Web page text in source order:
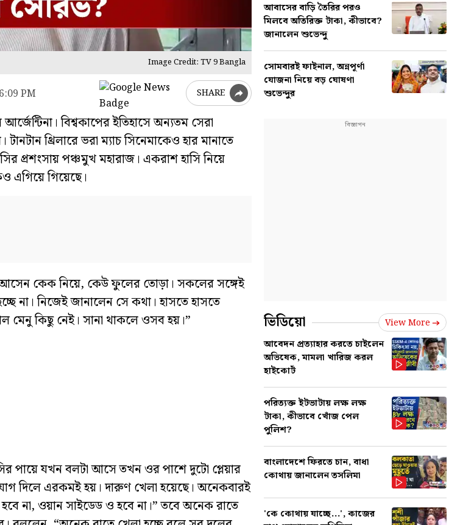
Image Credit: TV 9 Bangla
PM SHARE
বিশ্বকাপের ইতিহাসে অন্যতম সেরা
থ্রিলারে ভরা ম্যাচ সিনেমাকেও হার মানাতে
প্রশংসায় পঞ্চমুখ মহারাজ। একরাশ হাসি নিয়ে
এগিয়ে গিয়েছে।
আসেন কেক নিয়ে, কেউ ফুলের তোড়া। সকলের সঙ্গেই
না। নিজেই জানালেন সে কথা। হাসতে হাসতে
মেনু কিছু নেই। সানা থাকলে ওসব হয়।”
পায়ে যখন বলটা আসে তখন ওর পাশে দুটো প্লেয়ার
দিলে এরকমই হয়। দারুণ খেলা হয়েছে। অনেকবারই
না, ওয়ান সাইডেড ও হবে না।” তবে অনেক রাতে
আবাসের বাড়ি তৈরির পরও
মিলবে অতিরিক্ত টাকা, কীভাবে?
জানালেন শুভেন্দু
সোমবারই ফাইনাল, অন্নপূর্ণা
যোজনা নিয়ে বড় ঘোষণা
শুভেন্দুর
ভিডিয়ো View More
আবেদন প্রত্যাহার করতে চাইলেন
অভিষেক, মামলা খারিজ করল
হাইকোর্ট
পরিত্যক্ত ইটভাটায় লক্ষ লক্ষ
টাকা, কীভাবে খোঁজ পেল
পুলিশ?
বাংলাদেশে ফিরতে চান, বাধা
কোথায় জানালেন তসলিমা
'কে কোথায় যাচ্ছে...', কাজের